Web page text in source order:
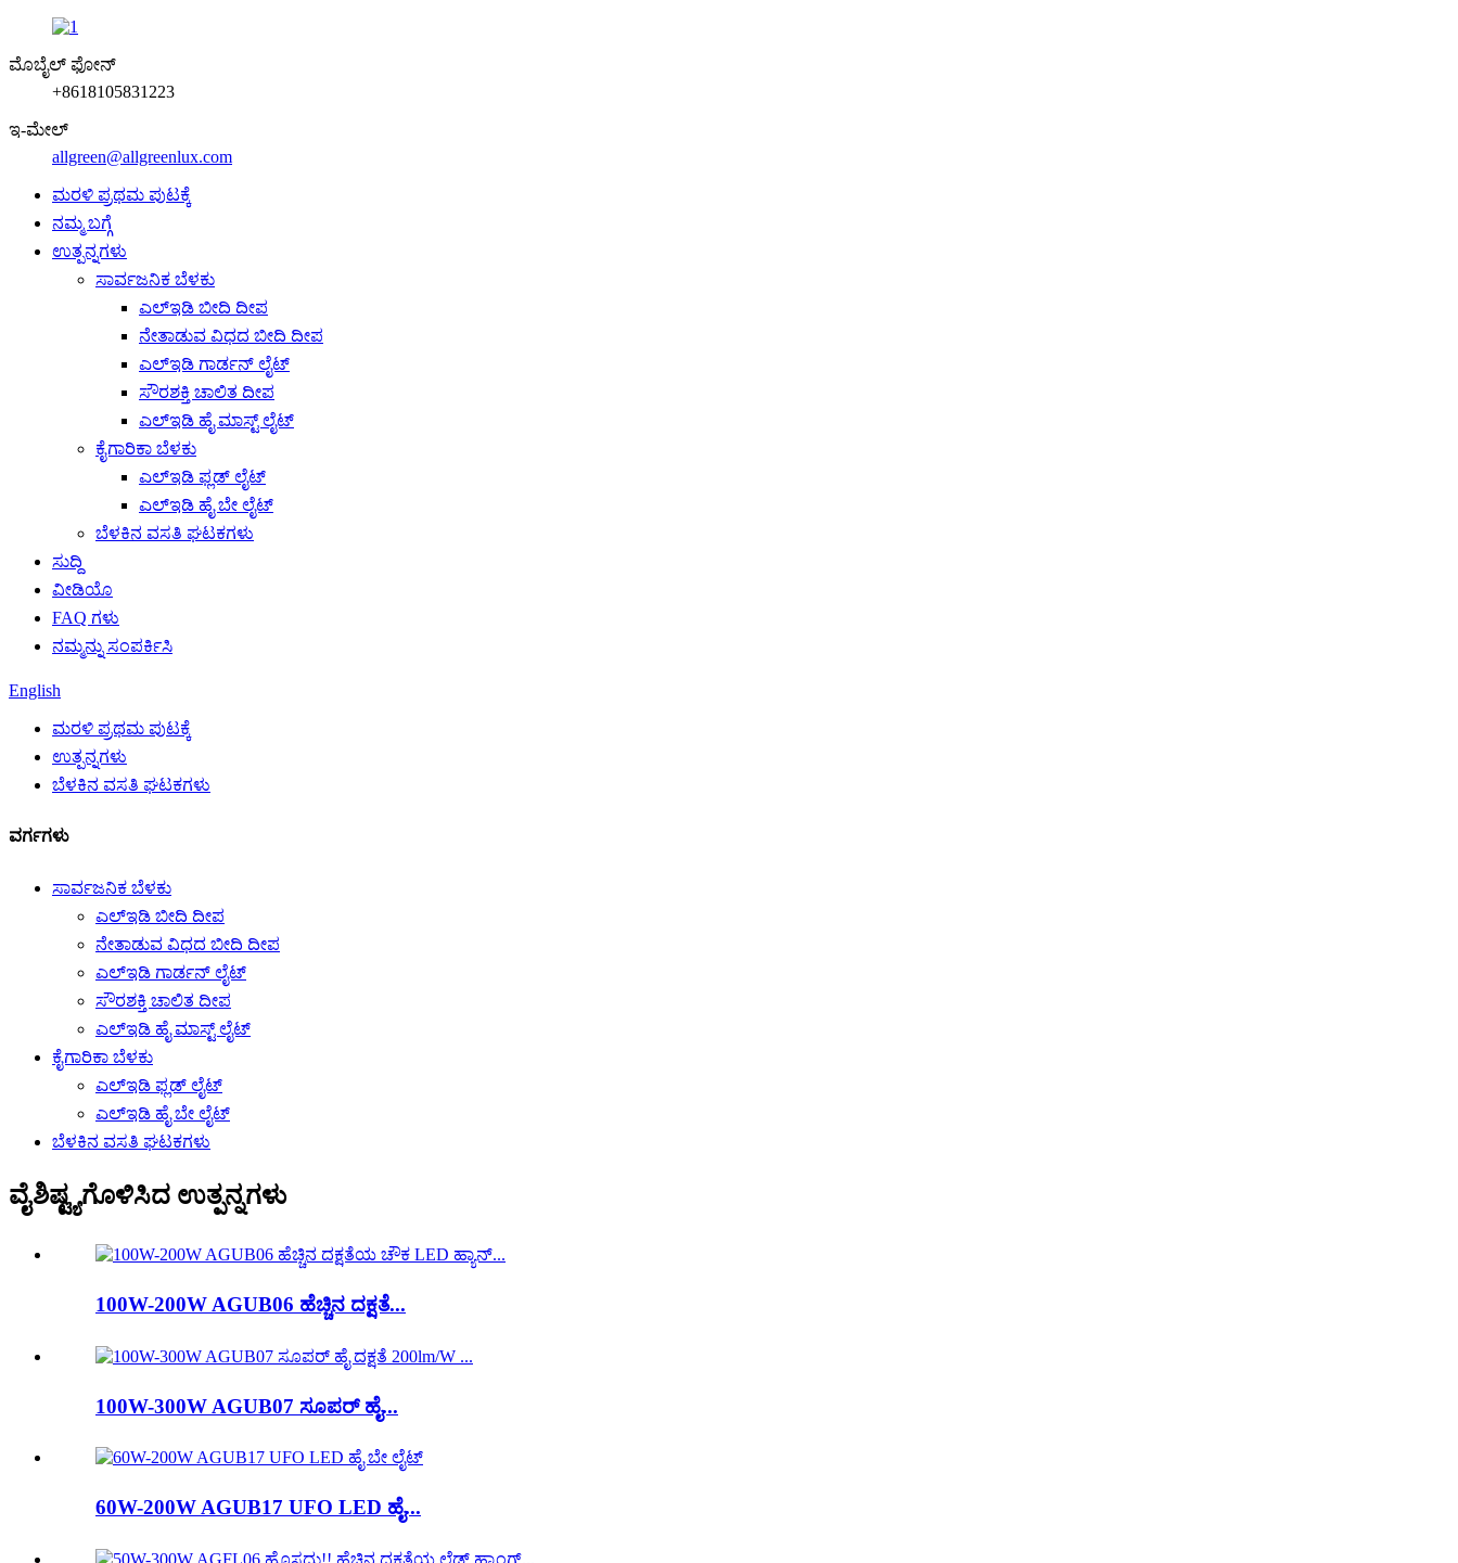
ಮೊಬೈಲ್ ಫೋನ್
+8618105831223
ಇ-ಮೇಲ್
allgreen@allgreenlux.com
ಮರಳಿ ಪ್ರಥಮ ಪುಟಕ್ಕೆ
ನಮ್ಮ ಬಗ್ಗೆ
ಉತ್ಪನ್ನಗಳು
ಸಾರ್ವಜನಿಕ ಬೆಳಕು
ಎಲ್ಇಡಿ ಬೀದಿ ದೀಪ
ನೇತಾಡುವ ವಿಧದ ಬೀದಿ ದೀಪ
ಎಲ್ಇಡಿ ಗಾರ್ಡನ್ ಲೈಟ್
ಸೌರಶಕ್ತಿ ಚಾಲಿತ ದೀಪ
ಎಲ್ಇಡಿ ಹೈ ಮಾಸ್ಟ್ ಲೈಟ್
ಕೈಗಾರಿಕಾ ಬೆಳಕು
ಎಲ್ಇಡಿ ಫ್ಲಡ್ ಲೈಟ್
ಎಲ್ಇಡಿ ಹೈ ಬೇ ಲೈಟ್
ಬೆಳಕಿನ ವಸತಿ ಘಟಕಗಳು
ಸುದ್ದಿ
ವೀಡಿಯೊ
FAQ ಗಳು
ನಮ್ಮನ್ನು ಸಂಪರ್ಕಿಸಿ
English
ಮರಳಿ ಪ್ರಥಮ ಪುಟಕ್ಕೆ
ಉತ್ಪನ್ನಗಳು
ಬೆಳಕಿನ ವಸತಿ ಘಟಕಗಳು
ವರ್ಗಗಳು
ಸಾರ್ವಜನಿಕ ಬೆಳಕು
ಎಲ್ಇಡಿ ಬೀದಿ ದೀಪ
ನೇತಾಡುವ ವಿಧದ ಬೀದಿ ದೀಪ
ಎಲ್ಇಡಿ ಗಾರ್ಡನ್ ಲೈಟ್
ಸೌರಶಕ್ತಿ ಚಾಲಿತ ದೀಪ
ಎಲ್ಇಡಿ ಹೈ ಮಾಸ್ಟ್ ಲೈಟ್
ಕೈಗಾರಿಕಾ ಬೆಳಕು
ಎಲ್ಇಡಿ ಫ್ಲಡ್ ಲೈಟ್
ಎಲ್ಇಡಿ ಹೈ ಬೇ ಲೈಟ್
ಬೆಳಕಿನ ವಸತಿ ಘಟಕಗಳು
ವೈಶಿಷ್ಟ್ಯಗೊಳಿಸಿದ ಉತ್ಪನ್ನಗಳು
100W-200W AGUB06 ಹೆಚ್ಚಿನ ದಕ್ಷತೆ...
100W-300W AGUB07 ಸೂಪರ್ ಹೈ...
60W-200W AGUB17 UFO LED ಹೈ...